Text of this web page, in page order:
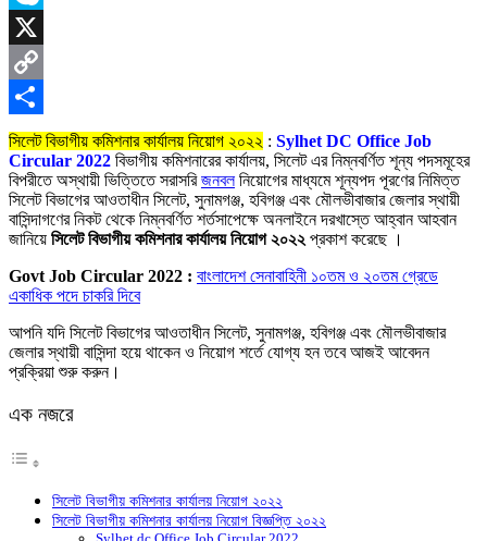
Skype
X
Copy
Link
Share
সিলেট বিভাগীয় কমিশনার কার্যালয় নিয়োগ ২০২২ : Sylhet DC Office Job
Circular 2022 বিভাগীয় কমিশনারের কার্যালয়, সিলেট এর নিম্নবর্ণিত শূন্য পদসমূহের
বিপরীতে অস্থায়ী ভিত্তিতে সরাসরিজনবলনিয়ােগের মাধ্যমে শূন্যপদ পূরণের নিমিত্ত
সিলেট বিভাগের আওতাধীন সিলেট, সুনামগঞ্জ, হবিগঞ্জ এবং মৌলভীবাজার জেলার স্থায়ী
বাসিন্দাগণের নিকট থেকে নিম্নবর্ণিত শর্তসাপেক্ষে অনলাইনে দরখাস্তে আহ্বান আহবান
জানিয়ে সিলেট বিভাগীয় কমিশনার কার্যালয় নিয়োগ ২০২২ প্রকাশ করেছে ।
Govt Job Circular 2022 : বাংলাদেশ সেনাবাহিনী ১০তম ও ২০তম গ্রেডে
একাধিক পদে চাকরি দিবে
আপনি যদি সিলেট বিভাগের আওতাধীন সিলেট, সুনামগঞ্জ, হবিগঞ্জ এবং মৌলভীবাজার
জেলার স্থায়ী বাসিন্দা হয়ে থাকেন ও নিয়োগ শর্তে যোগ্য হন তবে আজই আবেদন
প্রক্রিয়া শুরু করুন।
এক নজরে
সিলেট বিভাগীয় কমিশনার কার্যালয় নিয়োগ ২০২২
সিলেট বিভাগীয় কমিশনার কার্যালয় নিয়োগ বিজ্ঞপ্তি ২০২২